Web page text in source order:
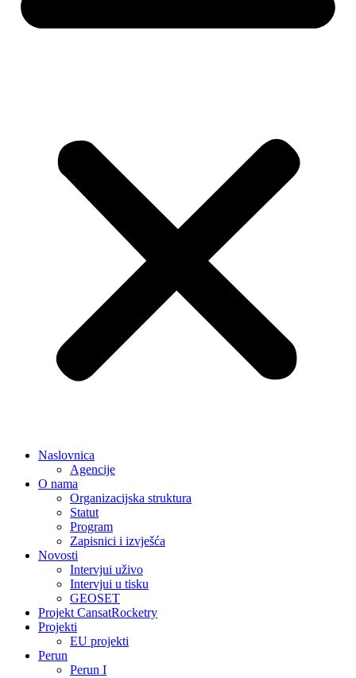
Naslovnica
Agencije
O nama
Organizacijska struktura
Statut
Program
Zapisnici i izvješća
Novosti
Intervjui uživo
Intervjui u tisku
GEOSET
Projekt CansatRocketry
Projekti
EU projekti
Perun
Perun I